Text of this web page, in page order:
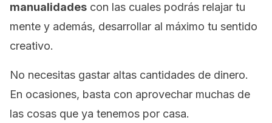
manualidades con las cuales podrás relajar tu
mente y además, desarrollar al máximo tu sentido
creativo.
No necesitas gastar altas cantidades de dinero.
En ocasiones, basta con aprovechar muchas de
las cosas que ya tenemos por casa.